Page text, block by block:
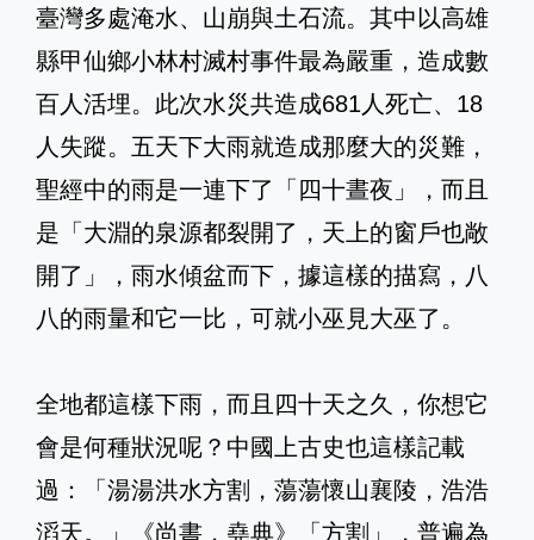
臺灣多處淹水、山崩與土石流。其中以高雄
縣甲仙鄉小林村滅村事件最為嚴重，造成數
百人活埋。此次水災共造成681人死亡、18
人失蹤。五天下大雨就造成那麼大的災難，
聖經中的雨是一連下了「四十晝夜」，而且
是「大淵的泉源都裂開了，天上的窗戶也敞
開了」，雨水傾盆而下，據這樣的描寫，八
八的雨量和它一比，可就小巫見大巫了。
全地都這樣下雨，而且四十天之久，你想它
會是何種狀況呢？中國上古史也這樣記載
過：「湯湯洪水方割，蕩蕩懷山襄陵，浩浩
滔天。」《尚書．堯典》「方割」，普遍為